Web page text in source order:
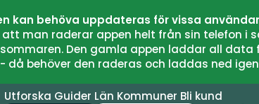
kan behöva uppdateras för vissa
man raderar appen helt från sin telefon i
Den gamla appen laddar all
då behöver den raderas och laddas ned
Utforska Guider Län Kommuner Bli kund